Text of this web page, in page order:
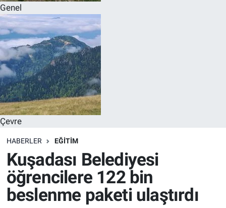
Genel
Çevre
HABERLER EĞITIM
Kuşadası Belediyesi
öğrencilere 122 bin
beslenme paketi ulaştırdı